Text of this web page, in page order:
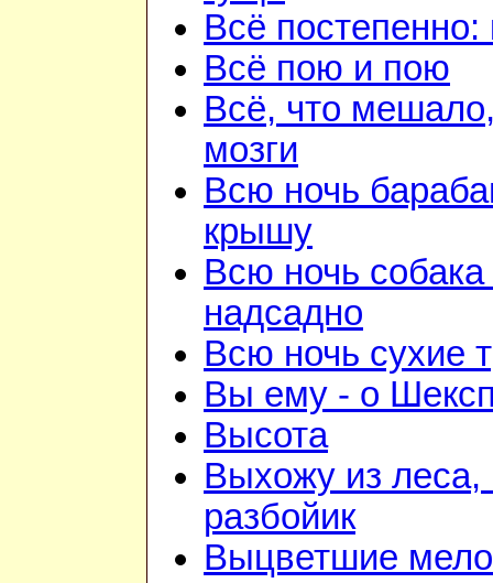
Всё постепенно:
Всё пою и пою
Всё, что
мозги
Всю ночь
крышу
Всю ночь
надсадно
Всю ночь сухие
Вы ему - о
Высота
Выхожу из леса,
разбойик
Выцветшие